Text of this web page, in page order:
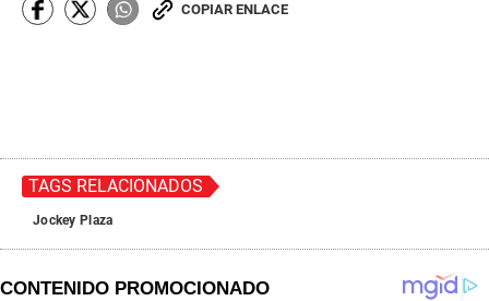
COPIAR ENLACE
TAGS RELACIONADOS
Jockey Plaza